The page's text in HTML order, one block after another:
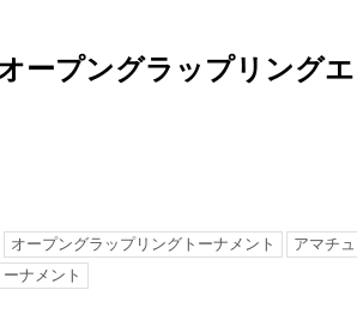
ープングラップリングエ
オープングラップリングトーナメント
アマチ
ナメント